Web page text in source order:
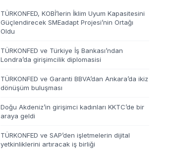
TÜRKONFED, KOBİ’lerin İklim Uyum Kapasitesini
Güçlendirecek SMEadapt Projesi’nin Ortağı
Oldu
TÜRKONFED ve Türkiye İş Bankası’ndan
Londra’da girişimcilik diplomasisi
TÜRKONFED ve Garanti BBVA’dan Ankara’da ikiz
dönüşüm buluşması
Doğu Akdeniz’in girişimci kadınları KKTC’de bir
araya geldi
TÜRKONFED ve SAP’den işletmelerin dijital
yetkinliklerini artıracak iş birliği